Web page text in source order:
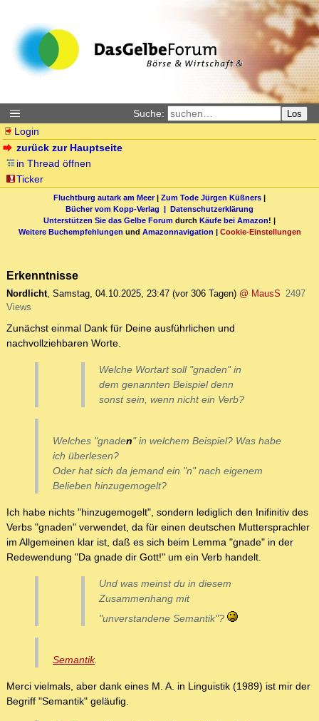
Suche: Los
Login
zurück zur Hauptseite
in Thread öffnen
Ticker
Fluchtburg autark am Meer| Zum Tode Jürgen Küßners |
Bücher vom Kopp-Verlag | Datenschutzerklärung
Unterstützen Sie das Gelbe Forum durch Käufe bei Amazon! |
Weitere Buchempfehlungen und Amazonnavigation | Cookie-Einstellungen
Erkenntnisse
Nordlicht, Samstag, 04.10.2025, 23:47 (vor 306 Tagen) @ MausS 2497
Views
Zunächst einmal Dank für Deine ausführlichen und
nachvollziehbaren Worte.
Welche Wortart soll "gnaden" in
dem genannten Beispiel denn
sonst sein, wenn nicht ein Verb?
Welches "gnaden"in welchem Beispiel? Was habe
ich überlesen?
Oder hat sich da jemand ein "n" nach eigenem
Belieben hinzugemogelt?
Ich habe nichts "hinzugemogelt", sondern lediglich den Inifinitiv des
Verbs "gnaden" verwendet, da für einen deutschen Muttersprachler
im Allgemeinen klar ist, daß es sich beim Lemma "gnade" in der
Redewendung "Da gnade dir Gott!" um ein Verb handelt.
Und was meinst du in diesem
Zusammenhang mit
"unverstandene Semantik"?
Semantik.
Merci vielmals, aber dank eines M. A. in Linguistik (1989) ist mir der
Begriff "Semantik" geläufig.